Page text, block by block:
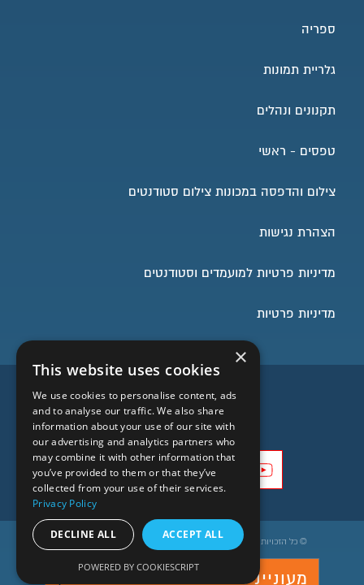
ספריה
גלריית תמונות
תקנונים ונהלים
טפסים - ראשי
צילום והדפסה במכונות צילום סטודנטים
הצהרת נגישות
מדיניות פרטיות למועמדים וסטודנטים
מדיניות פרטיות
השארו בעניינים
© כל הזכויות שמורות לבית הספר הארצי להנדסאים בקריית הטכניון©
מעוניינים בהרשמה ללימודים?
×
This website uses cookies
We use cookies to personalise content, ads
and to analyse our traffic. We also share
information about your use of our site with
our advertising and analytics partners who
may combine it with other information that
you’ve provided to them or that they’ve
collected from your use of their services.
Privacy Policy
ACCEPT ALL
DECLINE ALL
POWERED BY COOKIESCRIPT